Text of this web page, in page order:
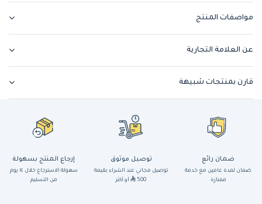
مواصفات المنتج
عن العلامة التجارية
قارن بمنتجات شبيهة
ضمان رائع
ضمان لمدة عامين مع خدمة
ممتازة
توصيل موثوق
توصيل مجاني عند الشراء بقيمة
500
أو أكثر
إرجاع المنتج بسهولة
سهولة الاسترجاع خلال ١٤ يوم
من التسليم